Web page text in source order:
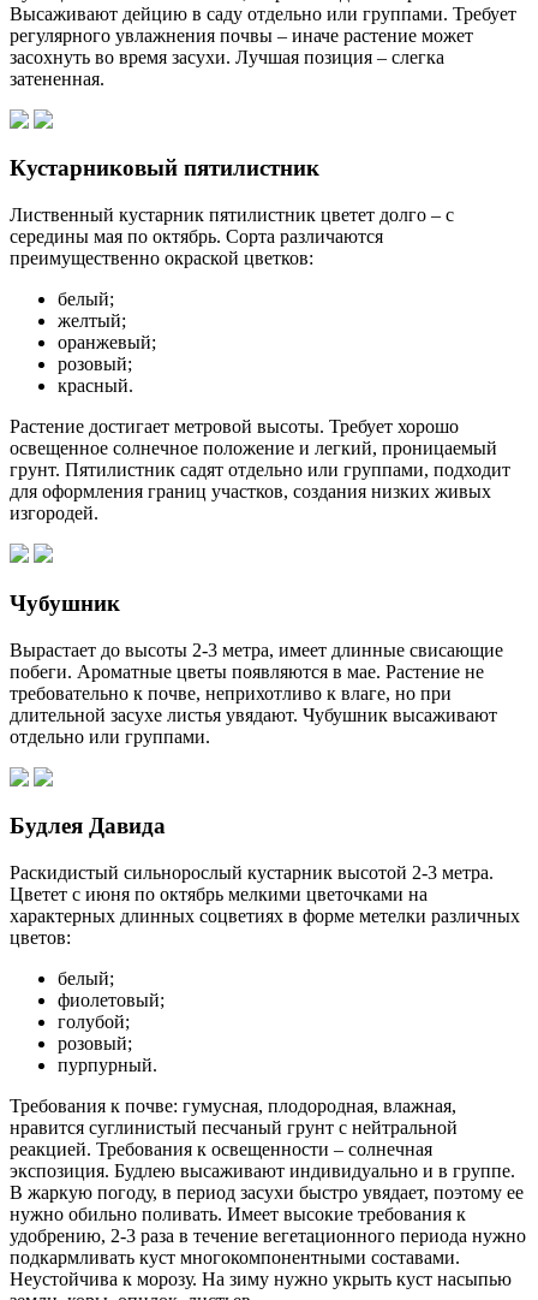
Высаживают дейцию в саду отдельно или группами. Требует
регулярного увлажнения почвы – иначе растение может
засохнуть во время засухи. Лучшая позиция – слегка
затененная.
Кустарниковый пятилистник
Лиственный кустарник пятилистник цветет долго – с
середины мая по октябрь. Сорта различаются
преимущественно окраской цветков:
белый;
желтый;
оранжевый;
розовый;
красный.
Растение достигает метровой высоты. Требует хорошо
освещенное солнечное положение и легкий, проницаемый
грунт. Пятилистник садят отдельно или группами, подходит
для оформления границ участков, создания низких живых
изгородей.
Чубушник
Вырастает до высоты 2-3 метра, имеет длинные свисающие
побеги. Ароматные цветы появляются в мае. Растение не
требовательно к почве, неприхотливо к влаге, но при
длительной засухе листья увядают. Чубушник высаживают
отдельно или группами.
Будлея Давида
Раскидистый сильнорослый кустарник высотой 2-3 метра.
Цветет с июня по октябрь мелкими цветочками на
характерных длинных соцветиях в форме метелки различных
цветов:
белый;
фиолетовый;
голубой;
розовый;
пурпурный.
Требования к почве: гумусная, плодородная, влажная,
нравится суглинистый песчаный грунт с нейтральной
реакцией. Требования к освещенности – солнечная
экспозиция. Будлею высаживают индивидуально и в группе.
В жаркую погоду, в период засухи быстро увядает, поэтому ее
нужно обильно поливать. Имеет высокие требования к
удобрению, 2-3 раза в течение вегетационного периода нужно
подкармливать куст многокомпонентными составами.
Неустойчива к морозу. На зиму нужно укрыть куст насыпью